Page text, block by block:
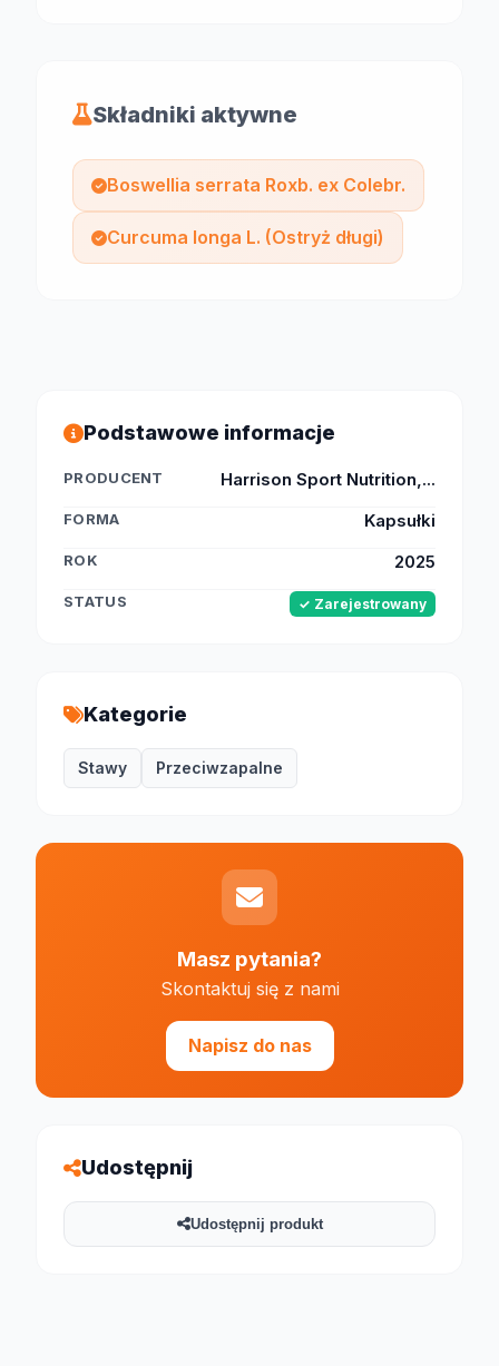
Składniki aktywne
Boswellia serrata Roxb. ex Colebr.
Curcuma longa L. (Ostryż długi)
Podstawowe informacje
PRODUCENT Harrison Sport Nutrition,...
FORMA Kapsułki
ROK 2025
STATUS ✓ Zarejestrowany
Kategorie
Stawy Przeciwzapalne
Masz pytania?
Skontaktuj się z nami
Napisz do nas
Udostępnij
Udostępnij produkt